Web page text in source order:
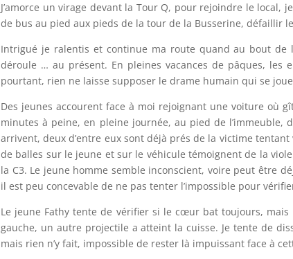
J’amorce un virage devant la Tour Q, pour rejoindre le local,
de bus au pied aux pieds de la tour de la Busserine, défaillir
Intrigué je ralentis et continue ma route quand au bout
déroule … au présent. En pleines vacances de pâques, les
pourtant, rien ne laisse supposer le drame humain qui se
Des jeunes accourent face à moi rejoignant une voiture où
minutes à peine, en pleine journée, au pied de
arrivent, deux d’entre eux sont déjà prés de la victime
de balles sur le jeune et sur le véhicule témoignent de la
la C3. Le jeune homme semble inconscient, voire peut être
il est peu concevable de ne pas tenter l’impossible pour
Le jeune Fathy tente de vérifier si le cœur bat toujours,
gauche, un autre projectile a atteint la cuisse. Je tente de
mais rien n’y fait, impossible de rester là impuissant face à